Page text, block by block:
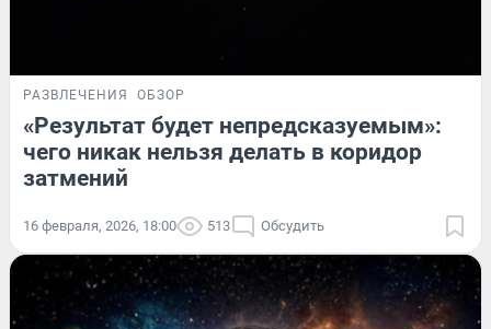
РАЗВЛЕЧЕНИЯ ОБЗОР
«Результат будет непредсказуемым»:
чего никак нельзя делать в коридор
затмений
16 февраля, 2026, 18:00 513 Обсудить